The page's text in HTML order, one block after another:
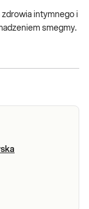
intymnego i
smegmy.